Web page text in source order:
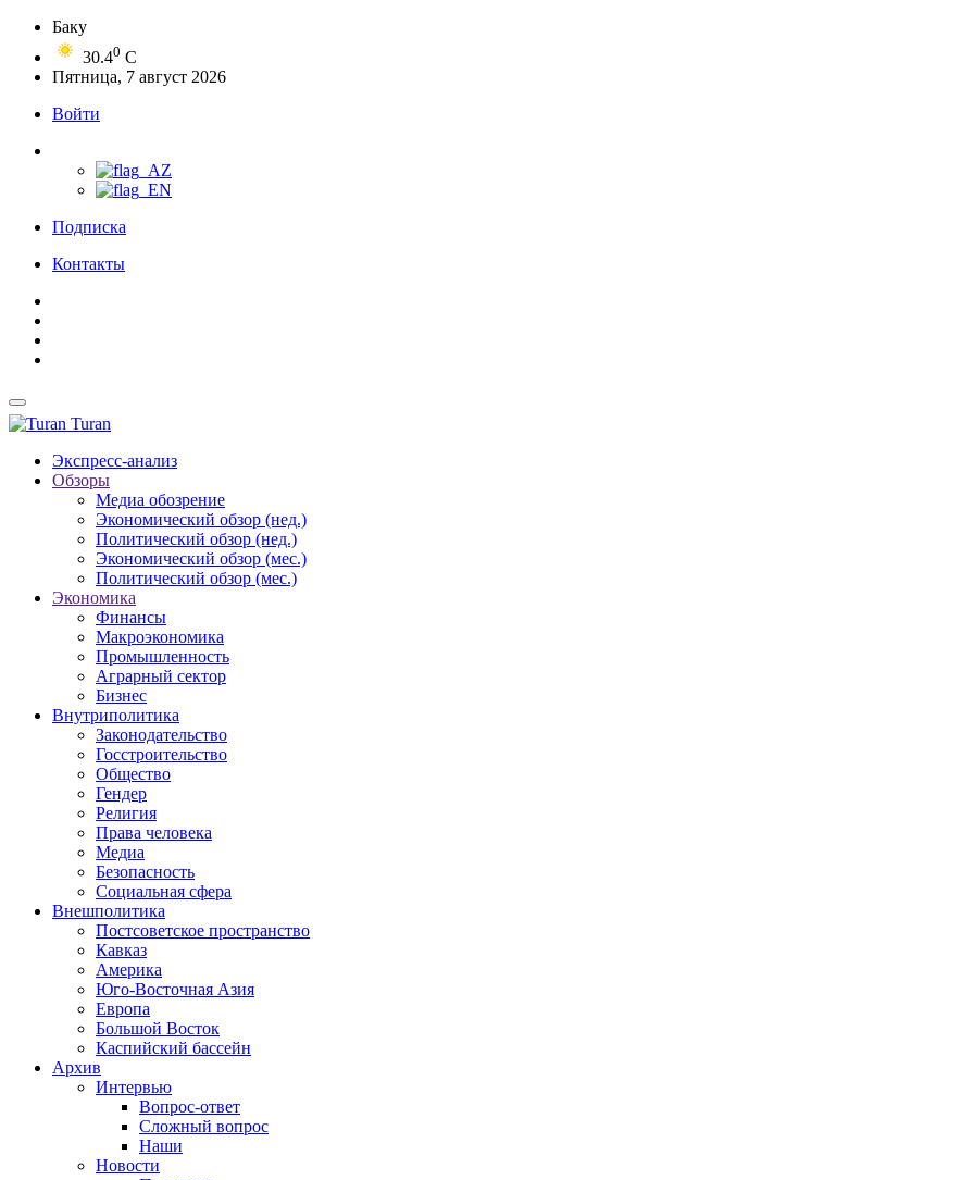
Баку
30.40 C
Пятница, 7 август 2026
Войти
Подписка
Контакты
Turan
Экспресс-анализ
Обзоры
Медиа обозрение
Экономический обзор (нед.)
Политический обзор (нед.)
Экономический обзор (мес.)
Политический обзор (мес.)
Экономика
Финансы
Макроэкономика
Промышленность
Аграрный сектор
Бизнес
Внутриполитика
Законодательство
Госстроительство
Общество
Гендер
Религия
Права человека
Медиа
Безопасность
Социальная сфера
Внешполитика
Постсоветское пространство
Кавказ
Америка
Юго-Восточная Азия
Европа
Большой Восток
Каспийский бассейн
Архив
Интервью
Вопрос-ответ
Сложный вопрос
Наши
Новости